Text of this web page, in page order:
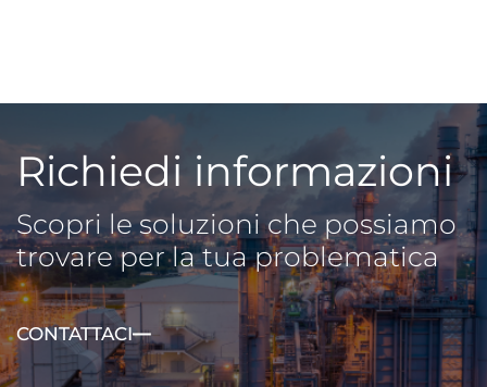
Richiedi informazioni
Scopri le soluzioni che possiamo
trovare per la tua problematica
CONTATTACI